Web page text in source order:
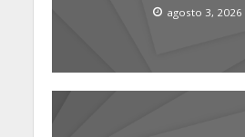
agosto 3, 2026